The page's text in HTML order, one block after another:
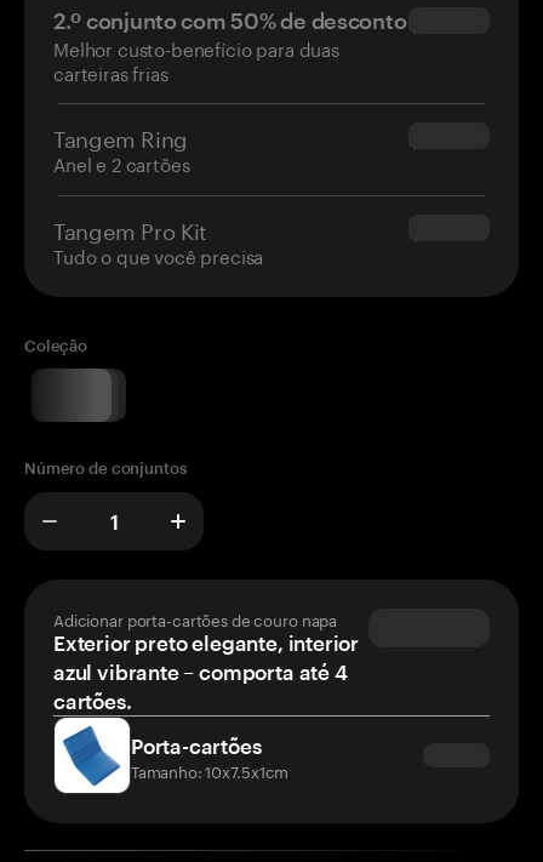
2.º conjunto com 50% de desconto
Melhor custo-benefício para duas
carteiras frias
$34.95
Tangem Ring
Anel e 2 cartões
$160.00
Tangem Pro Kit
Tudo o que você precisa
$180.00
Coleção
Número de conjuntos
Adicionar porta-cartões de couro napa
Exterior preto elegante, interior
azul vibrante – comporta até 4
cartões.
Porta-cartões
Tamanho: 10x7.5x1cm